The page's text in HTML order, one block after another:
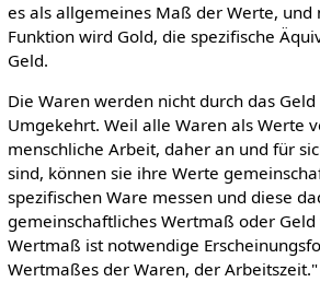
es als allgemeines Maß der Werte, und
Funktion wird Gold, die spezifische
Geld.
Die Waren werden nicht durch das
Umgekehrt. Weil alle Waren als Werte
menschliche Arbeit, daher an und für
sind, können sie ihre Werte
spezifischen Ware messen und diese
gemeinschaftliches Wertmaß oder
Wertmaß ist notwendige
Wertmaßes der Waren, der Arbeitszeit."